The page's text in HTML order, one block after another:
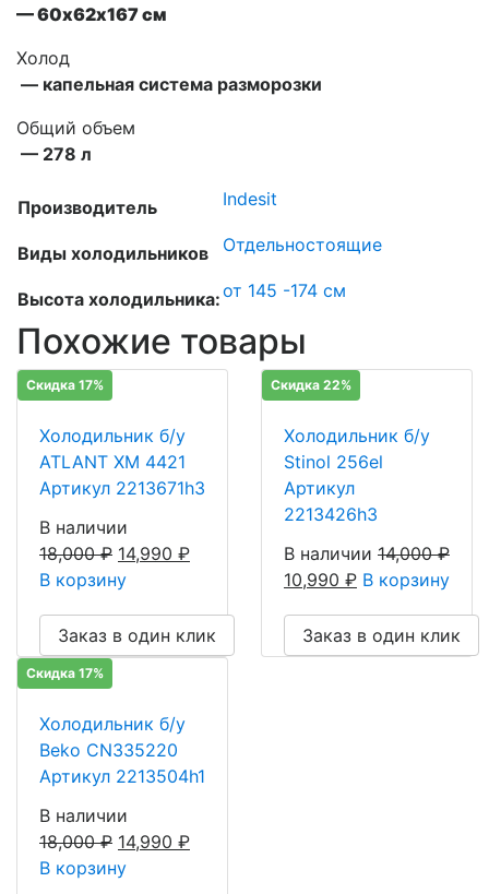
— 60х62х167 см
Холод
— капельная система разморозки
Общий объем
— 278 л
Производитель Indesit
Виды холодильников Отдельностоящие
Высота холодильника:от 145 -174 см
Похожие товары
Скидка 17%
Холодильник б/у
ATLANT ХМ 4421
Артикул 2213671h3
В наличии
18,000₽ 14,990 ₽
В корзину
Заказ в один клик
Скидка 22%
Холодильник б/у
Stinol 256el
Артикул
2213426h3
В наличии 14,000₽
10,990 ₽ В корзину
Заказ в один клик
Скидка 17%
Холодильник б/у
Beko CN335220
Артикул 2213504h1
В наличии
18,000₽ 14,990 ₽
В корзину